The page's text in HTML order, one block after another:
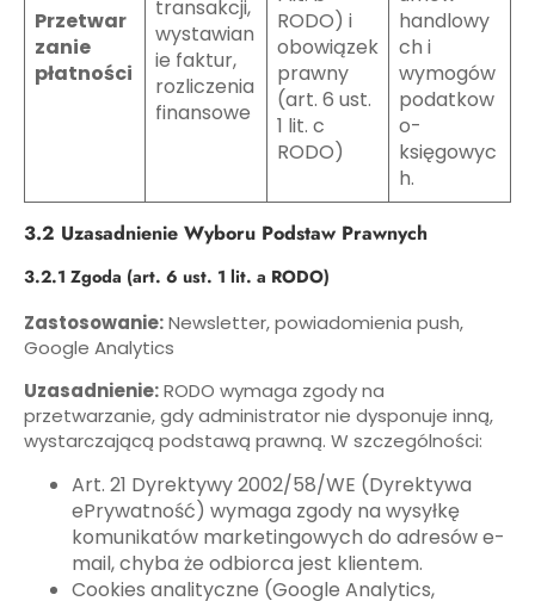
Przetwar
zanie
płatności
transakcji,
wystawian
ie faktur,
rozliczenia
finansowe
RODO) i
obowiązek
prawny
(art. 6 ust.
1 lit. c
RODO)
handlowy
ch i
wymogów
podatkow
o-
księgowyc
h.
3.2 Uzasadnienie Wyboru Podstaw Prawnych
3.2.1 Zgoda (art. 6 ust. 1 lit. a RODO)
Zastosowanie:Newsletter, powiadomienia push,
Google Analytics
Uzasadnienie:RODO wymaga zgody na
przetwarzanie, gdy administrator nie dysponuje inną,
wystarczającą podstawą prawną. W szczególności:
Art. 21 Dyrektywy 2002/58/WE (Dyrektywa
ePrywatność) wymaga zgody na wysyłkę
komunikatów marketingowych do adresów e-
mail, chyba że odbiorca jest klientem.
Cookies analityczne (Google Analytics,